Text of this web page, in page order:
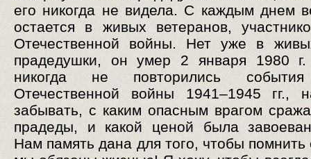
его никогда не видела. С каждым днем
остается в живых ветеранов,
Отечественной войны. Нет уже в
прадедушки, он умер 2 января 1980
никогда не повторились
Отечественной войны 1941–1945 гг.,
забывать, с каким опасным врагом
прадеды, и какой ценой была
Нам память дана для того, чтобы помнить